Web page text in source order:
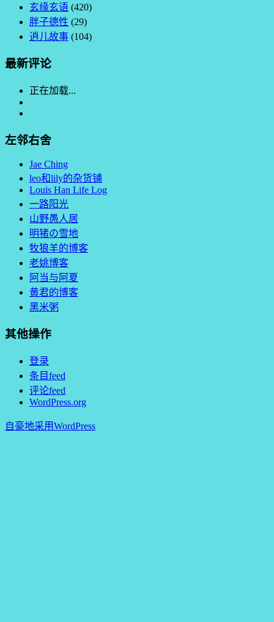
玄缘玄语 (420)
胖子德性 (29)
逍儿故事 (104)
最新评论
正在加载...
左邻右舍
Jae Ching
leo和lily的杂货铺
Louis Han Life Log
一路阳光
山野愚人居
明猪の雪地
牧狼羊的博客
老姚博客
阿当与阿夏
黄君的博客
黑米粥
其他操作
登录
条目feed
评论feed
WordPress.org
自豪地采用WordPress